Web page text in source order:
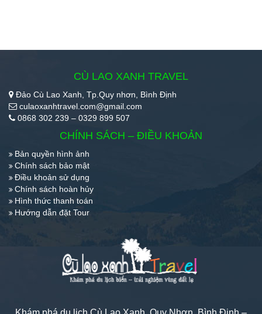
CÙ LAO XANH TRAVEL
Đảo Cù Lao Xanh, Tp.Quy nhơn, Bình Định
culaoxanhtravel.com@gmail.com
0868 302 239 – 0329 899 507
CHÍNH SÁCH – ĐIỀU KHOẢN
Bản quyền hình ảnh
Chính sách bảo mật
Điều khoản sử dụng
Chính sách hoàn hủy
Hình thức thanh toán
Hướng dẫn đặt Tour